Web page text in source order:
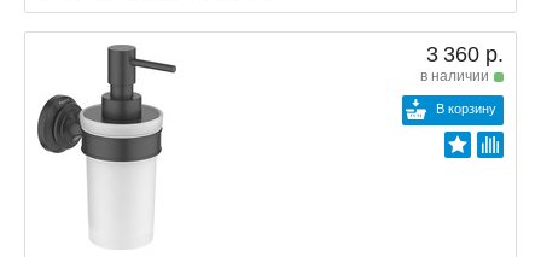
3 360 р.
в наличии
В корзину